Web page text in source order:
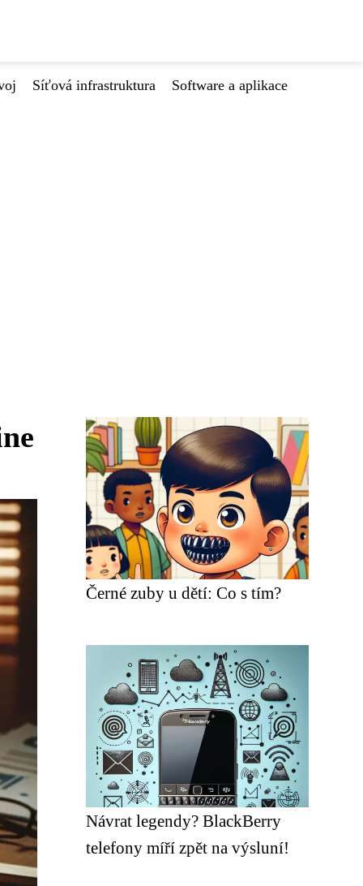
Síťová infrastruktura Software a aplikace
Černé zuby u dětí: Co s tím?
Návrat legendy? BlackBerry
telefony míří zpět na výsluní!